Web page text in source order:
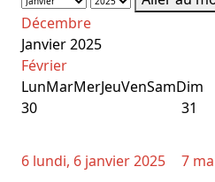
Décembre
Janvier 2025
Février
LunMarMerJeuVenSamDim
30
31
6 lundi, 6 janvier 2025 7